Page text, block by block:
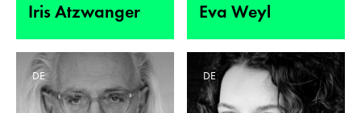
Iris Atzwanger Eva Weyl
DE DE